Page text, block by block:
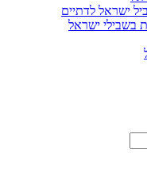
ישראל לדתיים
בשבילי ישראל